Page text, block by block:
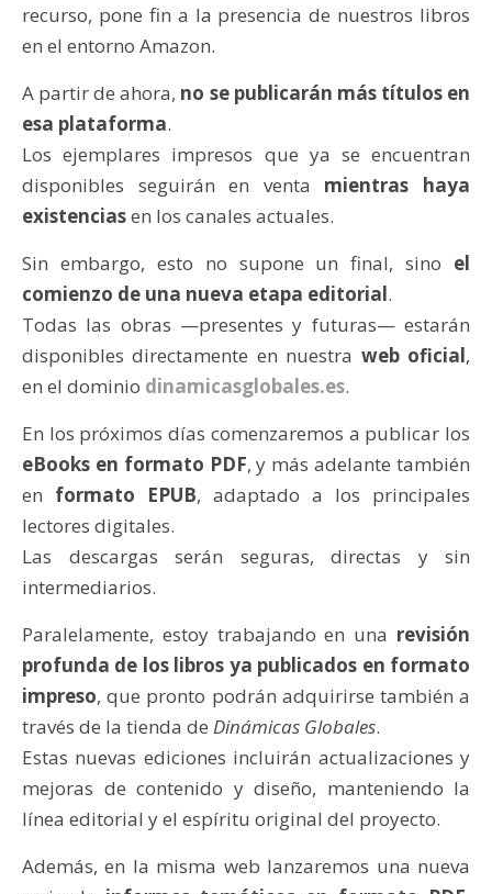
recurso, pone fin a la presencia de nuestros libros
en el entorno Amazon.
A partir de ahora, no se publicarán más títulos en
esa plataforma.
Los ejemplares impresos que ya se encuentran
disponibles seguirán en venta mientras haya
existenciasen los canales actuales.
Sin embargo, esto no supone un final, sino el
comienzo de una nueva etapa editorial.
Todas las obras —presentes y futuras— estarán
disponibles directamente en nuestra web oficial,
en el dominio dinamicasglobales.es.
En los próximos días comenzaremos a publicar los
eBooks en formato PDF, y más adelante también
en formato EPUB, adaptado a los principales
lectores digitales.
Las descargas serán seguras, directas y sin
intermediarios.
Paralelamente, estoy trabajando en una revisión
profunda de los libros ya publicados en formato
impreso, que pronto podrán adquirirse también a
través de la tienda de Dinámicas Globales.
Estas nuevas ediciones incluirán actualizaciones y
mejoras de contenido y diseño, manteniendo la
línea editorial y el espíritu original del proyecto.
Además, en la misma web lanzaremos una nueva